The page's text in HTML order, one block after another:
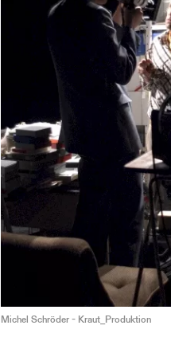
Michel Schröder - Kraut_Produktion